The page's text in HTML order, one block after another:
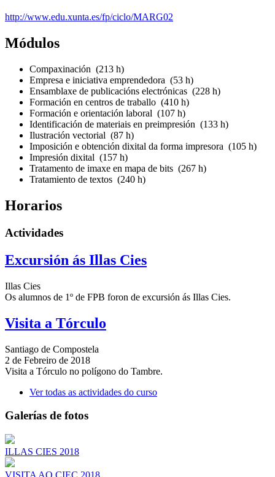
http://www.edu.xunta.es/fp/ciclo/MARG02
Módulos
Compaxinación (213 h)
Empresa e iniciativa emprendedora (53 h)
Ensamblaxe de publicacións electrónicas (228 h)
Formación en centros de traballo (410 h)
Formación e orientación laboral (107 h)
Identificación de materiais en preimpresión (133 h)
Ilustración vectorial (87 h)
Imposición e obtención dixital da forma impresora (105 h)
Impresión dixital (157 h)
Tratamento de imaxe en mapa de bits (267 h)
Tratamiento de textos (240 h)
Horarios
Actividades
Excursión ás Illas Cies
Illas Cies
Os alumnos de 1º de FPB foron de excursión ás Illas Cies.
Visita a Tórculo
Santiago de Compostela
2 de Febreiro de 2018
Visita a Tórculo no polígono do Tambre.
Ver todas as actividades do curso
Galerías de fotos
ILLAS CIES 2018
VISITA AO CIEC 2018